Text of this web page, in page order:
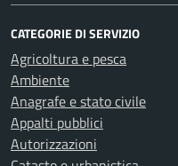
CATEGORIE DI SERVIZIO
Agricoltura e pesca
Ambiente
Anagrafe e stato civile
Appalti pubblici
Autorizzazioni